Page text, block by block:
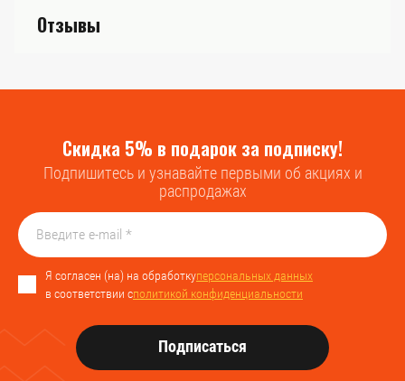
Отзывы
Скидка 5% в подарок за подписку!
Подпишитесь и узнавайте первыми об акциях и
распродажах
Я согласен (на) на обработкуперсональных данных
в соответствии сполитикой конфиденциальности
Подписаться